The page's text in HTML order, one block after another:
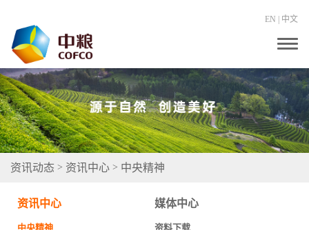
EN 中文
T
g
g
e
n
a
v
i
资讯动态 > 资讯中心 > 中央精神
资讯中心
中央精神
媒体中心
资料下载